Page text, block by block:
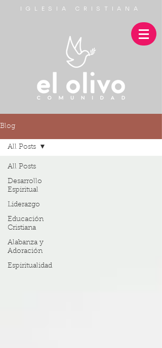
IGLESIA CRISTIANA
Blog
All Posts
Desarrollo
Espiritual
Liderazgo
Educación
Cristiana
Alabanza y
Adoración
Espiritualidad
All Posts